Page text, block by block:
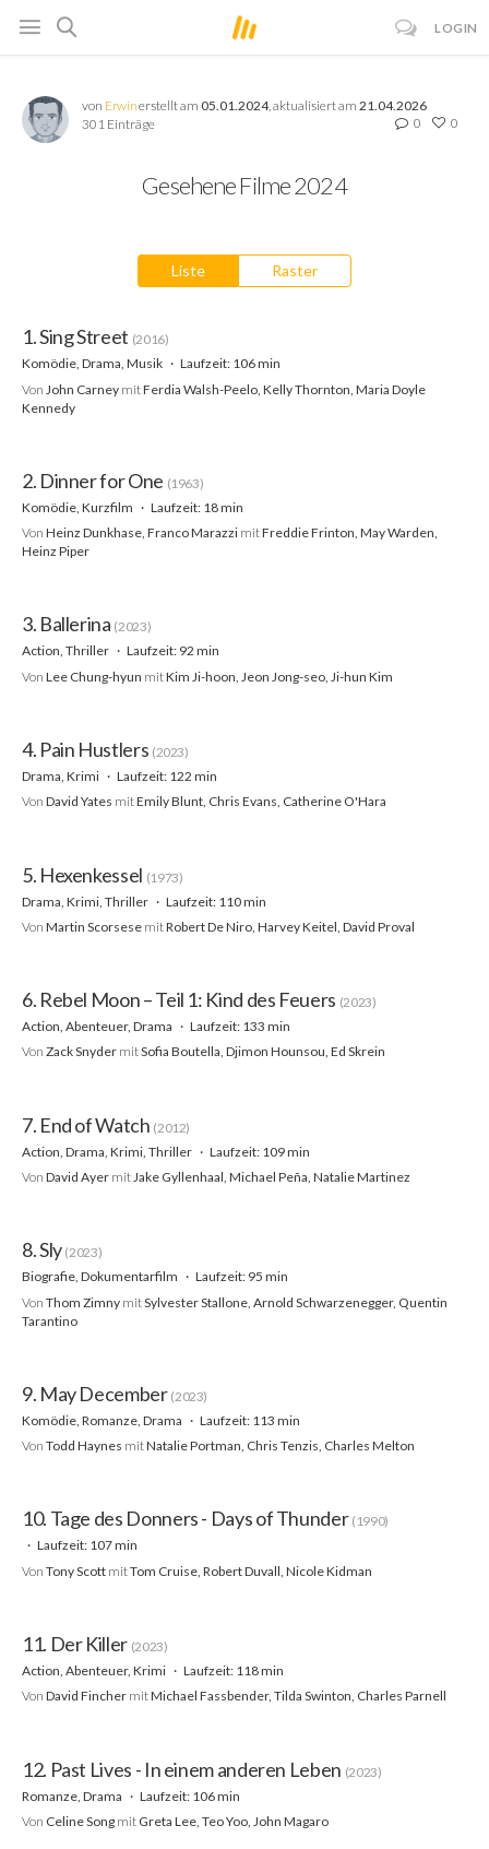
LOGIN
von Erwinerstellt am 05.01.2024, aktualisiert am21.04.2026
301 Einträge
0 0
Gesehene Filme 2024
Liste Raster
1. Sing Street (2016)
Komödie, Drama, Musik
Laufzeit: 106 min
Von John Carney mitFerdia Walsh-Peelo, Kelly Thornton, Maria Doyle
Kennedy
2. Dinner for One (1963)
Komödie, Kurzfilm
Laufzeit: 18 min
Von Heinz Dunkhase, Franco Marazzi mitFreddie Frinton, May Warden,
Heinz Piper
3. Ballerina (2023)
Action, Thriller
Laufzeit: 92 min
Von Lee Chung-hyun mitKim Ji-hoon, Jeon Jong-seo, Ji-hun Kim
4. Pain Hustlers (2023)
Drama, Krimi
Laufzeit: 122 min
Von David Yates mitEmily Blunt, Chris Evans, Catherine O'Hara
5. Hexenkessel (1973)
Drama, Krimi, Thriller
Laufzeit: 110 min
Von Martin Scorsese mitRobert De Niro, Harvey Keitel, David Proval
6. Rebel Moon – Teil 1: Kind des Feuers (2023)
Action, Abenteuer, Drama
Laufzeit: 133 min
Von Zack Snyder mitSofia Boutella, Djimon Hounsou, Ed Skrein
7. End of Watch (2012)
Action, Drama, Krimi, Thriller
Laufzeit: 109 min
Von David Ayer mit Jake Gyllenhaal, Michael Peña, Natalie Martinez
8. Sly (2023)
Biografie, Dokumentarfilm
Laufzeit: 95 min
Von Thom Zimny mitSylvester Stallone, Arnold Schwarzenegger, Quentin
Tarantino
9. May December (2023)
Komödie, Romanze, Drama
Laufzeit: 113 min
Von Todd Haynes mitNatalie Portman, Chris Tenzis, Charles Melton
10. Tage des Donners - Days of Thunder (1990)
Laufzeit: 107 min
Von Tony Scott mitTom Cruise, Robert Duvall, Nicole Kidman
11. Der Killer (2023)
Action, Abenteuer, Krimi
Laufzeit: 118 min
Von David Fincher mitMichael Fassbender, Tilda Swinton, Charles Parnell
12. Past Lives - In einem anderen Leben (2023)
Romanze, Drama
Laufzeit: 106 min
Von Celine Song mit Greta Lee, Teo Yoo, John Magaro